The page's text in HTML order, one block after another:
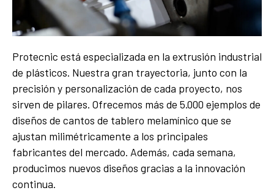
Protecnic está especializada en la extrusión industrial
de plásticos. Nuestra gran trayectoria, junto con la
precisión y personalización de cada proyecto, nos
sirven de pilares. Ofrecemos más de 5.000 ejemplos de
diseños de cantos de tablero melamínico que se
ajustan milimétricamente a los principales
fabricantes del mercado. Además, cada semana,
producimos nuevos diseños gracias a la innovación
continua.